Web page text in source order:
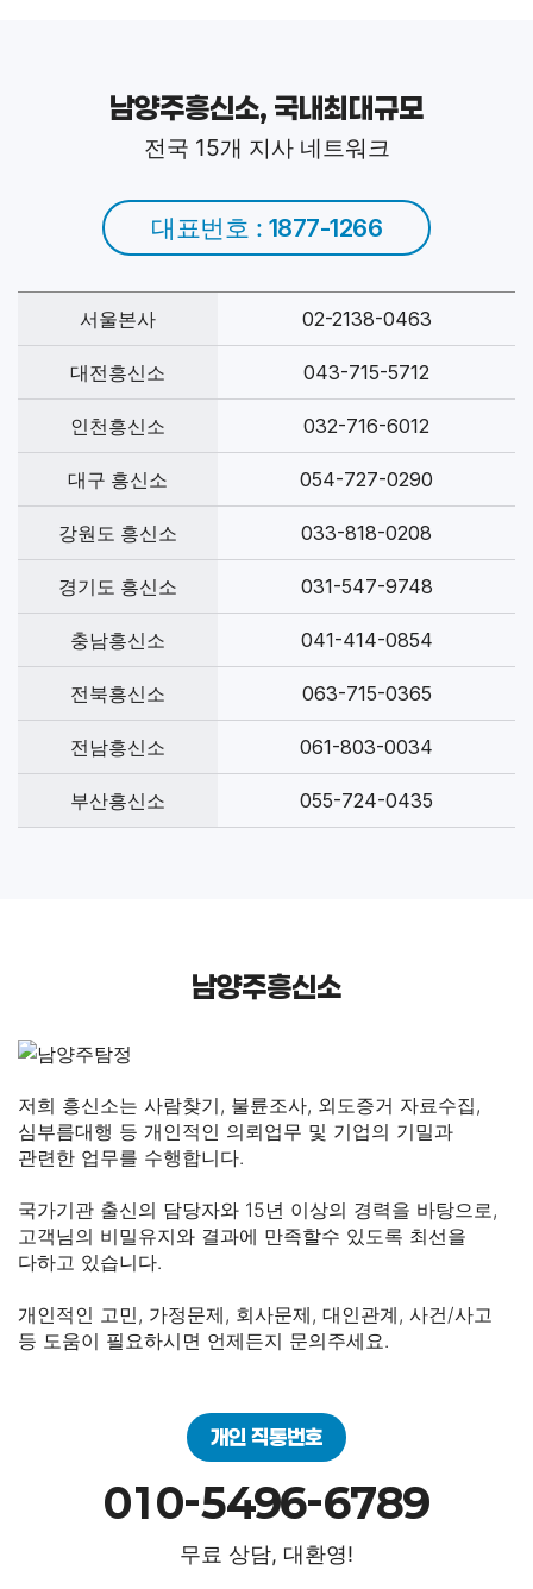
남양주흥신소, 국내최대규모
전국 15개 지사 네트워크
대표번호 : 1877-1266
서울본사 02-2138-0463
대전흥신소 043-715-5712
인천흥신소 032-716-6012
대구 흥신소 054-727-0290
강원도 흥신소 033-818-0208
경기도 흥신소 031-547-9748
충남흥신소 041-414-0854
전북흥신소 063-715-0365
전남흥신소 061-803-0034
부산흥신소 055-724-0435
남양주흥신소
저희 흥신소는 사람찾기, 불륜조사, 외도증거 자료수집,
심부름대행 등 개인적인 의뢰업무 및 기업의 기밀과
관련한 업무를 수행합니다.
국가기관 출신의 담당자와 15년 이상의 경력을 바탕으로,
고객님의 비밀유지와 결과에 만족할수 있도록 최선을
다하고 있습니다.
개인적인 고민, 가정문제, 회사문제, 대인관계, 사건/사고
등 도움이 필요하시면 언제든지 문의주세요.
개인 직통번호
010-5496-6789
무료 상담, 대환영!